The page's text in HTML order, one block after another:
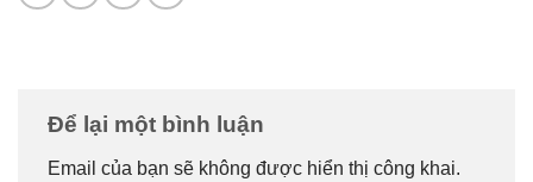
Để lại một bình luận
Email của bạn sẽ không được hiển thị công khai.